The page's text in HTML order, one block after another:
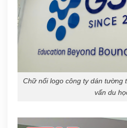
Chữ nổi logo công ty dán tường
vấn du